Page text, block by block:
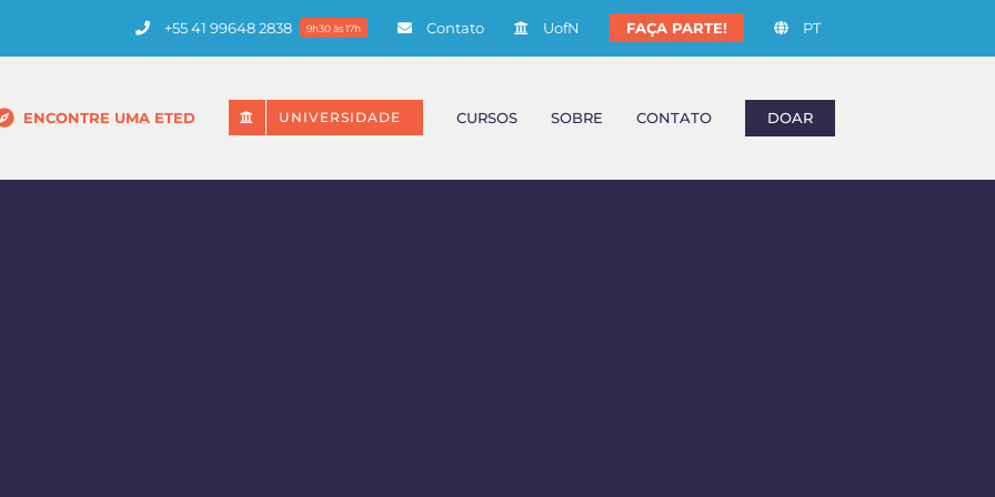
+55 41 99648 2838 9h30 às 17h Contato UofN FAÇA PARTE! PT
ENCONTRE UMA ETED UNIVERSIDADE CURSOS SOBRE CONTATO DOAR